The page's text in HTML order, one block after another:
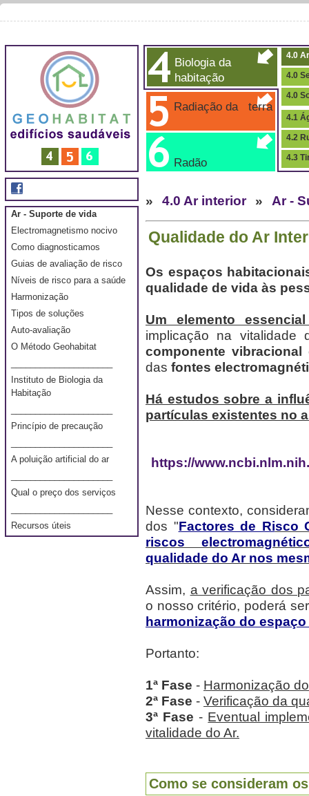
Biologia da
habitação
Radiação da terra
Radão
4.0
4.0
4.0
4.1
4.2
4.3
Ar - Suporte de vida
Electromagnetismo nocivo
Como diagnosticamos
Guias de avaliação de risco
Níveis de risco para a saúde
Harmonização
Tipos de soluções
Auto-avaliação
O Método Geohabitat
Instituto de Biologia da
Habitação
Princípio de precaução
A poluição artificial do ar
Qual o preço dos serviços
Recursos úteis
» 4.0 Ar interior » Ar -
Qualidade do Ar
Os espaços
qualidade de vida às
Um elemento
implicação na
componente vibracional
das fontes
Há estudos sobre a
partículas existentes no
https://
Nesse contexto,
dos "Factores de Risco
riscos
qualidade do Ar nos
Assim, a verificação dos
o nosso critério, poderá
harmonização do
Portanto:
1ª Fase - Harmonização
2ª Fase - Verificação da
3ª Fase- Eventual
vitalidade do Ar.
Como se consideram